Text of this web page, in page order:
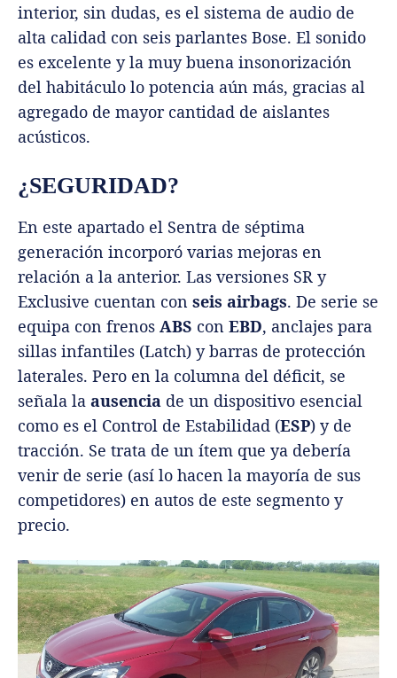
interior, sin dudas, es el sistema de audio de
alta calidad con seis parlantes Bose. El sonido
es excelente y la muy buena insonorización
del habitáculo lo potencia aún más, gracias al
agregado de mayor cantidad de aislantes
acústicos.
¿SEGURIDAD?
En este apartado el Sentra de séptima
generación incorporó varias mejoras en
relación a la anterior. Las versiones SR y
Exclusive cuentan con seis airbags. De serie se
equipa con frenos ABS con EBD, anclajes para
sillas infantiles (Latch) y barras de protección
laterales. Pero en la columna del déficit, se
señala la ausencia de un dispositivo esencial
como es el Control de Estabilidad (ESP) y de
tracción. Se trata de un ítem que ya debería
venir de serie (así lo hacen la mayoría de sus
competidores) en autos de este segmento y
precio.